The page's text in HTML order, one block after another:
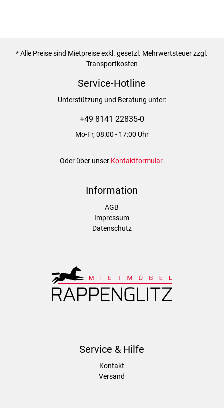
* Alle Preise sind Mietpreise exkl. gesetzl. Mehrwertsteuer zzgl.
Transportkosten
Service-Hotline
Unterstützung und Beratung unter:
+49 8141 22835-0
Mo-Fr, 08:00 - 17:00 Uhr
Oder über unser Kontaktformular.
Information
AGB
Impressum
Datenschutz
Service & Hilfe
Kontakt
Versand